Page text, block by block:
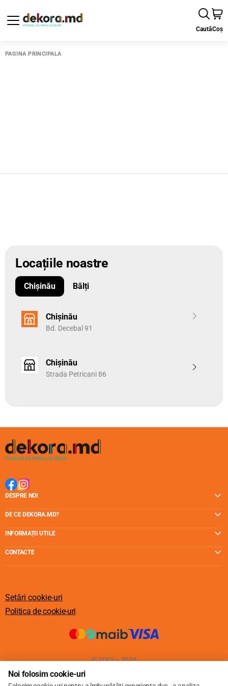
CautăCoș
PAGINA PRINCIPALĂ
Locațiile noastre
Chișinău Bălți
Chișinău
Bd. Decebal 91
Chișinău
Strada Petricani 86
DESPRE NOI
DE CE DEKORA.MD?
INFORMAȚII UTILE
CONTACTE
Setări cookie-uri
Politica de cookie-uri
© 2013 – 2026
Noi folosim cookie-uri